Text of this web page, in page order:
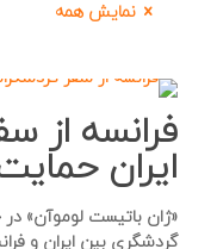
نمایش همه
فرانسه از
ایران
«ژان باتیست لوموآن»
گردشگری بین ایران و